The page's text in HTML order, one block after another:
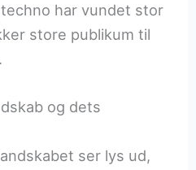
har vundet stor
store publikum til
og dets
ser lys ud,